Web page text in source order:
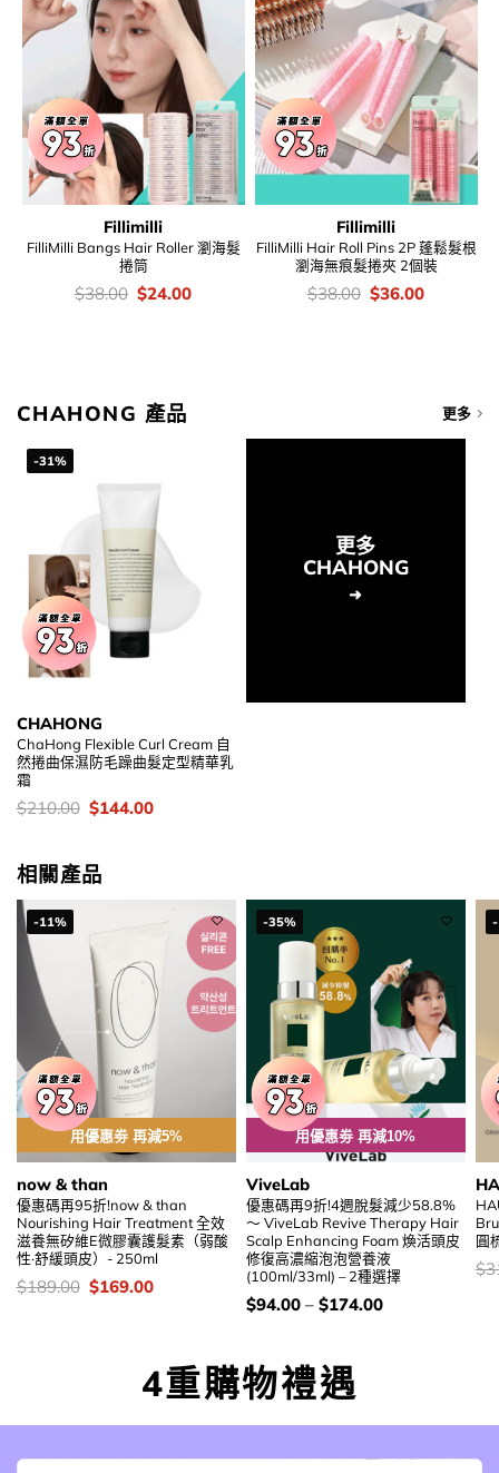
Fillimilli
FilliMilli Bangs Hair Roller 瀏海髮
捲筒
價
$38.00 Original
$24.00Current
Fillimilli
FilliMilli Hair Roll Pins 2P 蓬鬆髮根
瀏海無痕髮捲夾 2個裝
價
$38.00 Original
$36.00Current
CHAHONG 產品 更多
-31%
CHAHONG
ChaHong Flexible Curl Cream 自
然捲曲保濕防毛躁曲髮定型精華乳
霜
價
$210.00 Original
$144.00Current
更多
CHAHONG
相關產品
-11%
用優惠劵 再減5%
now & than
優惠碼再95折!now & than
Nourishing Hair Treatment 全效
滋養無矽維E微膠囊護髮素（弱酸
性·舒緩頭皮）- 250ml
價
$189.00 Original
$169.00Current
-35%
用優惠劵 再減10%
ViveLab
優惠碼再9折!4週脫髮減少58.8%
～ ViveLab Revive Therapy Hair
Scalp Enhancing Foam 煥活頭皮
修復高濃縮泡泡營養液
(100ml/33ml) – 2種選擇
價
$94.00– $174.00
圓
價
$
4重購物禮遇